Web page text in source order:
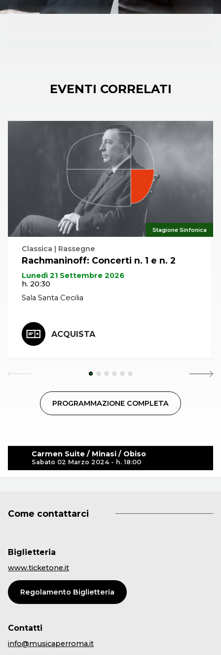
Carmen Suite / Minasi / Obiso
Sabato 02 Marzo 2024 - h. 18:00
EVENTI CORRELATI
Stagione Sinfonica
Classica | Rassegne
Rachmaninoff: Concerti n. 1 e n. 2
Lunedì 21 Settembre 2026
h. 20:30
Sala Santa Cecilia
ACQUISTA
PROGRAMMAZIONE COMPLETA
Come contattarci
Biglietteria
www.ticketone.it
Regolamento Biglietteria
Contatti
info@musicaperroma.it